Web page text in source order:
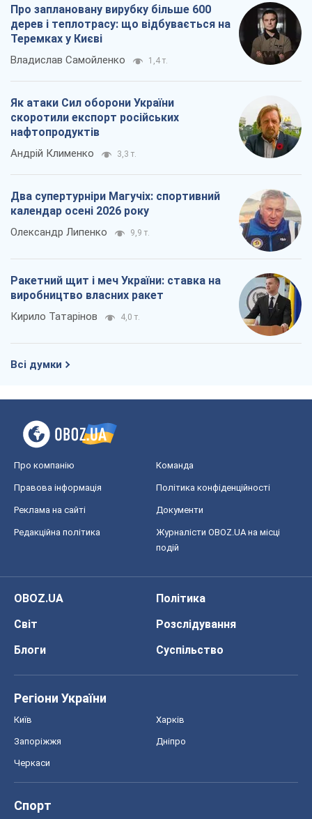
Про заплановану вирубку більше 600
дерев і теплотрасу: що відбувається на
Теремках у Києві
Владислав Самойленко 1,4 т.
Як атаки Сил оборони України
скоротили експорт російських
нафтопродуктів
Андрій Клименко 3,3 т.
Два супертурніри Магучіх: спортивний
календар осені 2026 року
Олександр Липенко 9,9 т.
Ракетний щит і меч України: ставка на
виробництво власних ракет
Кирило Татарінов 4,0 т.
Всі думки
Про компанію Команда
Правова інформація Політика конфіденційності
Реклама на сайті Документи
Редакційна політика
Журналісти OBOZ.UA на місці
подій
OBOZ.UA
Політика
Світ
Розслідування
Блоги
Суспільство
Регіони України
Київ Харків
Запоріжжя Дніпро
Черкаси
Спорт